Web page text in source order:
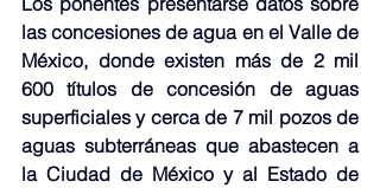
las concesiones de agua en el Valle de
México, donde existen más de 2 mil
600 títulos de concesión de aguas
superficiales y cerca de 7 mil pozos de
aguas subterráneas que abastecen a
la Ciudad de México y al Estado de